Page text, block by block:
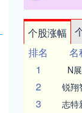
个股涨幅
排名
名
1
N
2 锐翔
3 志特